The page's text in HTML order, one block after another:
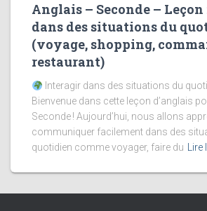
Anglais – Seconde –
dans des situations du
(voyage, shopping,
restaurant)
Interagir dans des situations du
Bienvenue dans cette leçon d’anglais
Seconde ! Aujourd’hui, nous allons
communiquer facilement dans des
quotidien comme voyager, faire du Lire